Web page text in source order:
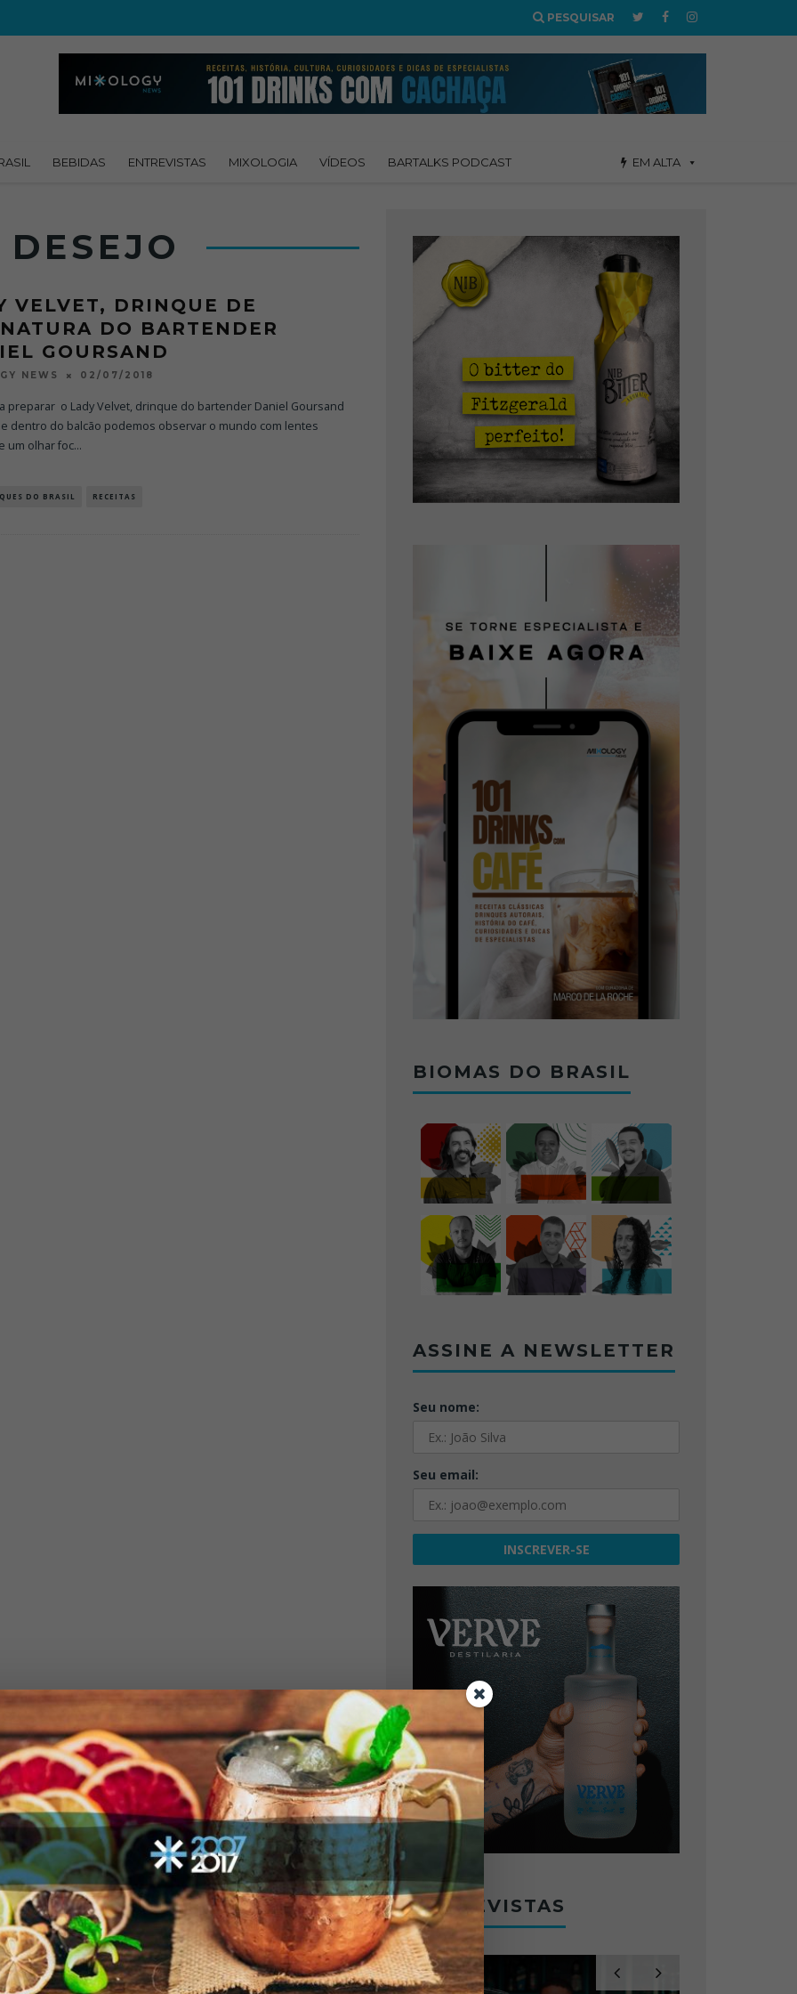
PESQUISAR
BEBIDAS ENTREVISTAS MIXOLOGIA VÍDEOS BARTALKS PODCAST EM ALTA
VELVET, DRINQUE DE
DO BARTENDER
GOURSAND
NEWS 02/07/2018
preparar o Lady Velvet, drinque do bartender Daniel Goursand
dentro do balcão podemos observar o mundo com lentes
um olhar foc...
DO BRASIL RECEITAS
BIOMAS DO BRASIL
ASSINE A NEWSLETTER
Seu nome:
Seu email:
ENTREVISTAS